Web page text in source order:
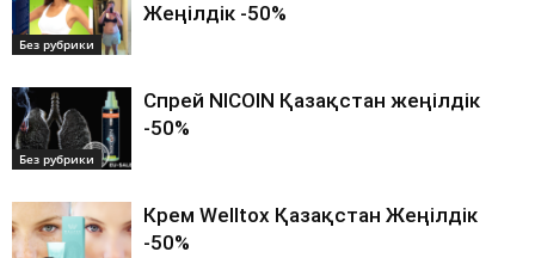
Без рубрики
Жеңілдік -50%
Без рубрики
Спрей NICOIN Қазақстан жеңілдік
-50%
Крем Welltox Қазақстан Жеңілдік
-50%